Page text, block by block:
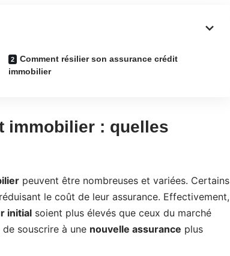
Comment résilier son assurance crédit
immobilier
immobilier : quelles
peuvent être nombreuses et variées. Certains
le coût de leur assurance. Effectivement,
initial soient plus élevés que ceux du marché
souscrire à une nouvelle assurance plus